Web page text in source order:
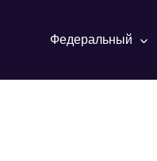
Федеральный